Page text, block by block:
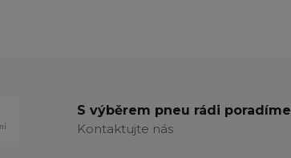
S výběrem pneu rádi poradíme
Kontaktujte nás